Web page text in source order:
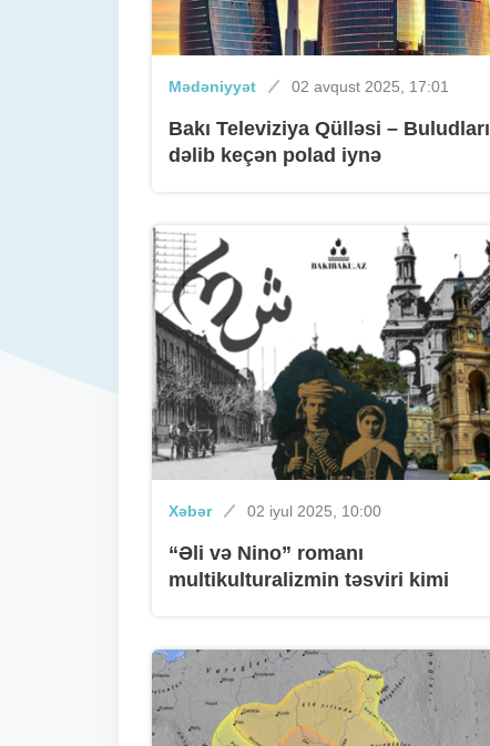
Mədəniyyət 02 avqust 2025, 17:01
Bakı Televiziya Qülləsi – Buludları
dəlib keçən polad iynə
Xəbər 02 iyul 2025, 10:00
“Əli və Nino” romanı
multikulturalizmin təsviri kimi